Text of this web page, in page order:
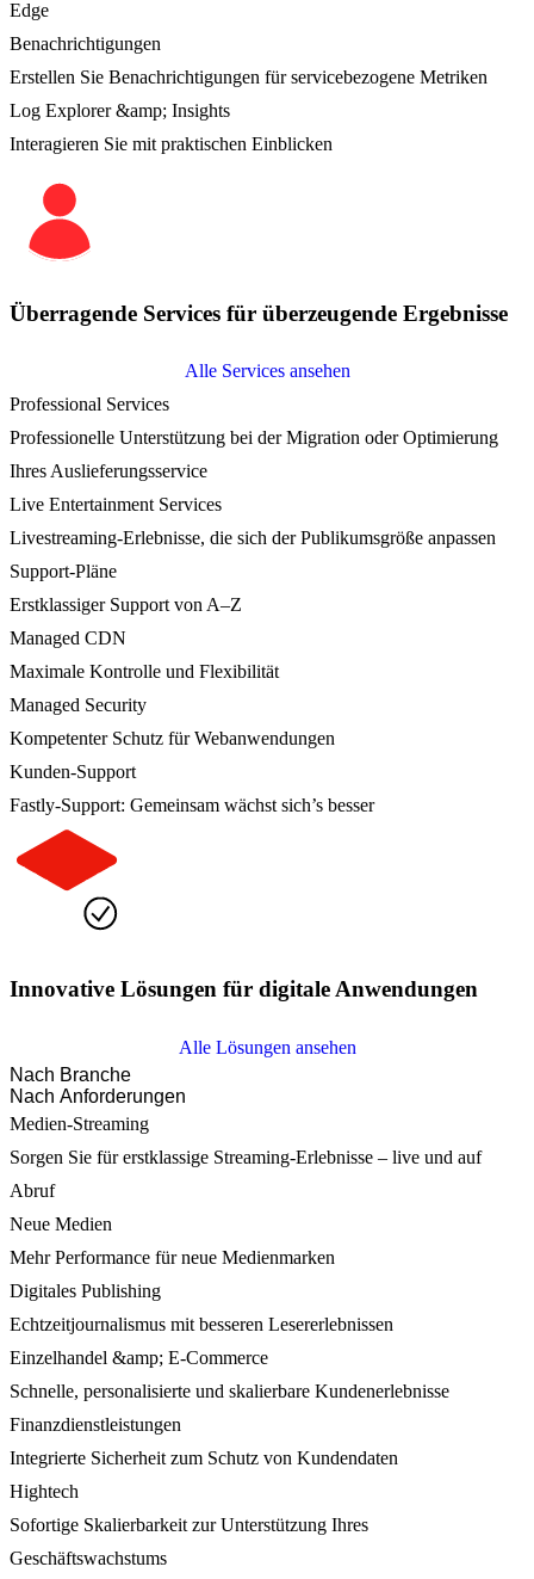
Edge
Benachrichtigungen
Erstellen Sie Benachrichtigungen für servicebezogene Metriken
Log Explorer &amp; Insights
Interagieren Sie mit praktischen Einblicken
Überragende Services für überzeugende Ergebnisse
Alle Services ansehen
Professional Services
Professionelle Unterstützung bei der Migration oder Optimierung
Ihres Auslieferungsservice
Live Entertainment Services
Livestreaming-Erlebnisse, die sich der Publikumsgröße anpassen
Support-Pläne
Erstklassiger Support von A–Z
Managed CDN
Maximale Kontrolle und Flexibilität
Managed Security
Kompetenter Schutz für Webanwendungen
Kunden-Support
Fastly-Support: Gemeinsam wächst sich’s besser
Innovative Lösungen für digitale Anwendungen
Alle Lösungen ansehen
Nach Branche
Nach Anforderungen
Medien-Streaming
Sorgen Sie für erstklassige Streaming-Erlebnisse – live und auf
Abruf
Neue Medien
Mehr Performance für neue Medienmarken
Digitales Publishing
Echtzeitjournalismus mit besseren Lesererlebnissen
Einzelhandel &amp; E-Commerce
Schnelle, personalisierte und skalierbare Kundenerlebnisse
Finanzdienstleistungen
Integrierte Sicherheit zum Schutz von Kundendaten
Hightech
Sofortige Skalierbarkeit zur Unterstützung Ihres
Geschäftswachstums